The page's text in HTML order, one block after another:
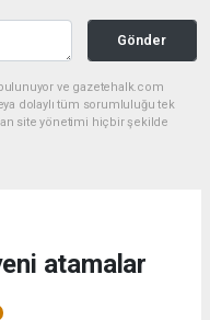
Gönder
ve gazetehalk.com
dolaylı tüm sorumluluğu tek
site yönetimi hiçbir şekilde
atamalar